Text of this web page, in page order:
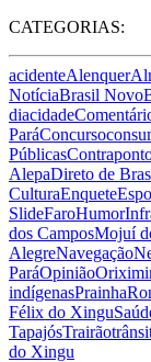
CATEGORIAS:
acidenteAlenquer
NotíciaBrasil Novo
diacidade
ParáConcurso
Públicas
AlepaDireto de
CulturaEnquete
SlideFaroHumor
dos CamposMojuí
AlegreNavegação
ParáOpinião
indígenasPrainha
Félix do Xingu
TapajósTrairão
do Xingu